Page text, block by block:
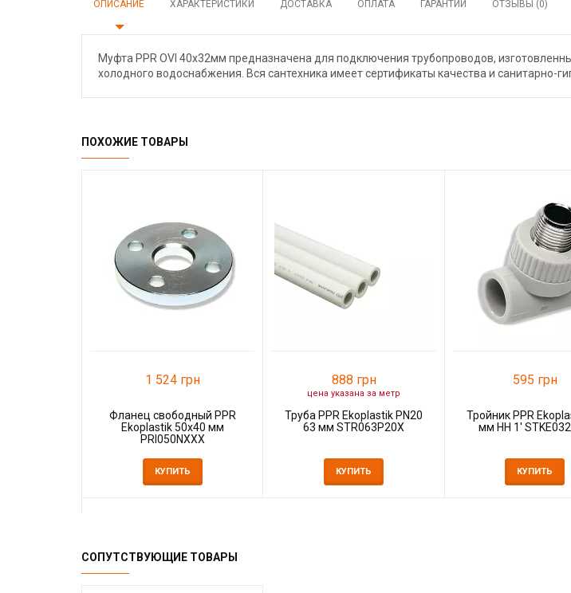
ОПИСАНИЕ ХАРАКТЕРИСТИКИ ДОСТАВКА ОПЛАТА ГАРАНТИИ ОТЗЫВЫ (0)
Муфта PPR OVI 40х32мм предназначена для подключения трубопроводов,
холодного водоснабжения. Вся сантехника имеет сертификаты качества и санитарно-
ПОХОЖИЕ ТОВАРЫ
1 524 грн
Фланец свободный PPR
Ekoplastik 50x40 мм
PRI050NXXX
КУПИТЬ
888 грн
цена указана за метр
Труба PPR Ekoplastik PN20
63 мм STR063P20X
КУПИТЬ
595 грн
Тройник PPR
мм НН 1'
КУПИТЬ
СОПУТСТВУЮЩИЕ ТОВАРЫ